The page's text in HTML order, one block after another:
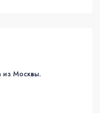
из Москвы.